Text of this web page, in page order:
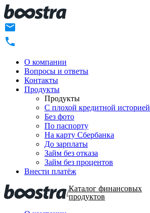
О компании
Вопросы и ответы
Контакты
Продукты
Продукты
C плохой кредитной историей
Без фото
По паспорту
На карту Сбербанка
До зарплаты
Займ без отказа
Займ без процентов
Внести платёж
/Каталог финансовых
продуктов